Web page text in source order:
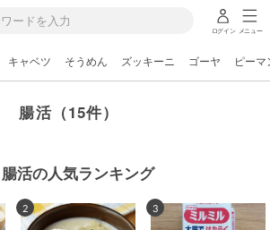
ログイン メニュー
キャベツ そうめん ズッキーニ ゴーヤ ピーマ
腸活（15件）
腸活の人気ランキング
2 3